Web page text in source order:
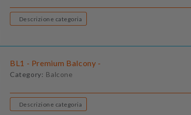
Descrizione categoria
BL1 - Premium Balcony -
Category: Balcone
Descrizione categoria